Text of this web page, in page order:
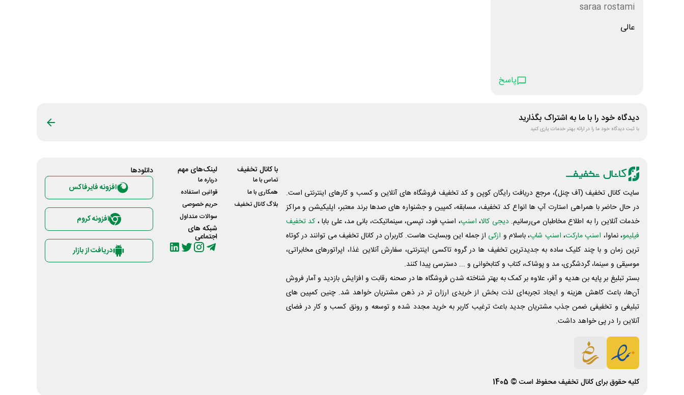
saraa rostami
عالی
پاسخ
دیدگاه خود را با ما به اشتراک بگذارید
با ثبت دیدگاه خود ما را در ارائه بهتر خدمات یاری کنید
سایت کانال تخفیف (آف چنل)، مرجع دریافت رایگان کوپن و کد تخفیف فروشگاه های آنلاین و کسب و‌ کارهای اینترنتی است.
در حال حاضر با همراهی استارت آپ ها انواع کد تخفیف، مسابقه، کمپین و جشنواره های صدها برند معتبر، اپلیکیشن و مراکز
خدمات آنلاین را به اطلاع مخاطبان می‌رسانیم. دیجی کالا، اسنپ، اسنپ فود، تپسی، سینماتیکت، بانی مد، علی‌ بابا ، کد تخفیف
فیلیمو، نماوا، اسنپ مارکت، اسنپ شاپ، باسلام و ازکی از جمله این وبسایت ‌هاست. کاربران در کانال تخفیف می توانند در کوتاه
ترین زمان و با چند کلیک ساده به جدیدترین تخفیف ها در گروه تاکسی اینترنتی، سفارش آنلاین غذا، اپراتورهای مخابراتی،
موسیقی و سینما، گردشگری، مد و پوشاک، کتاب و کتابخوانی و ... دسترسی پیدا کنند.
بستر تبلیغ بر پایه بن هدیه و آفر، علاوه بر کمک به بهتر شناخته شدن فروشگاه ها در صحنه رقابت و افزایش بازدید و آمار فروش
آن‌ها، باعث کاهش هزینه و ایجاد تجربه‌ای لذت بخش از خریدی ارزان تر در ذهن مشتریان خواهد شد. چنین کمپین های
تبلیغی و تخفیفی ضمن جذب مشتریان جدید باعث ترغیب کاربر به خرید مجدد شده و توسعه و رونق کسب و کار در فضای
آنلاین را در پی خواهد داشت.
با کانال تخفیف
تماس با ما
همکاری با ما
بلاگ کانال تخفیف
لینک‌های مهم
درباره ما
قوانین استفاده
حریم خصوصی
سوالات متداول
شبکه های
اجتماعی
دانلود‌ها
افزونه فایرفاکس
افزونه کروم
دریافت از بازار
کلیه حقوق برای کانال تخفیفمحفوظ است © 1405